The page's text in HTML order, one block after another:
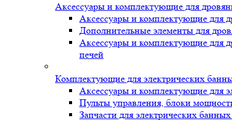
Аксессуары и комплектующие для
Аксессуары и комплектующие для
Дополнительные элементы для
Аксессуары и комплектующие для
печей
Комплектующие для электрических
Аксессуары и комплектующие для
Пульты управления, блоки
Запчасти для электрических